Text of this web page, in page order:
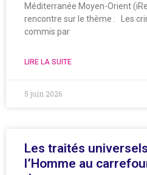
Méditerranée Moyen-Orient
rencontre sur le thème : Les
commis par
LIRE LA SUITE
5 juin 2026
Les traités
l’Homme au